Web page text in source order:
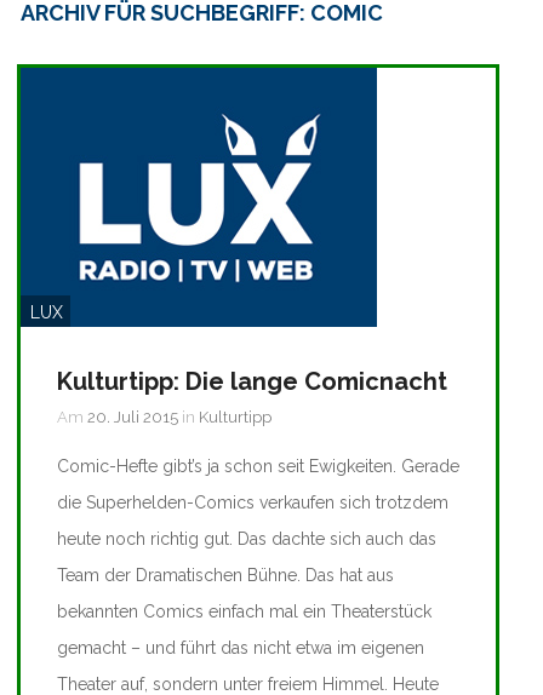
ARCHIV FÜR SUCHBEGRIFF: COMIC
LUX
Kulturtipp: Die lange Comicnacht
Am 20. Juli 2015 in Kulturtipp
Comic-Hefte gibt’s ja schon seit Ewigkeiten. Gerade
die Superhelden-Comics verkaufen sich trotzdem
heute noch richtig gut. Das dachte sich auch das
Team der Dramatischen Bühne. Das hat aus
bekannten Comics einfach mal ein Theaterstück
gemacht – und führt das nicht etwa im eigenen
Theater auf, sondern unter freiem Himmel. Heute